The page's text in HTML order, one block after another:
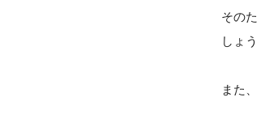
その
しょう
また